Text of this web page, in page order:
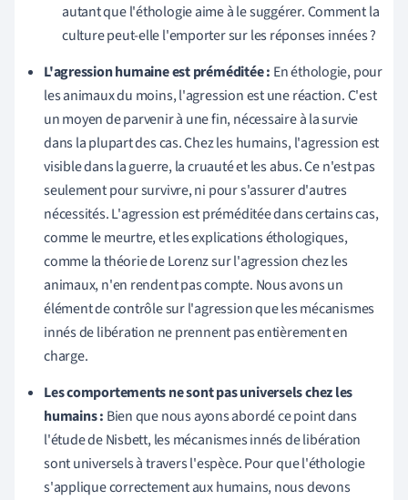
autant que l'éthologie aime à le suggérer. Comment la
culture peut-elle l'emporter sur les réponses innées ?
L'agression humaine est préméditée : En éthologie, pour
les animaux du moins, l'agression est une réaction. C'est
un moyen de parvenir à une fin, nécessaire à la survie
dans la plupart des cas. Chez les humains, l'agression est
visible dans la guerre, la cruauté et les abus. Ce n'est pas
seulement pour survivre, ni pour s'assurer d'autres
nécessités. L'agression est préméditée dans certains cas,
comme le meurtre, et les explications éthologiques,
comme la théorie de Lorenz sur l'agression chez les
animaux, n'en rendent pas compte. Nous avons un
élément de contrôle sur l'agression que les mécanismes
innés de libération ne prennent pas entièrement en
charge.
Les comportements ne sont pas universels chez les
humains : Bien que nous ayons abordé ce point dans
l'étude de Nisbett, les mécanismes innés de libération
sont universels à travers l'espèce. Pour que l'éthologie
s'applique correctement aux humains, nous devons